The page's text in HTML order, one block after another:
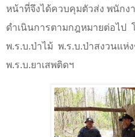
หน้าที่จึงได้ควบคุมตัวส่ง พนักง
ดำเนินการตามกฎหมายต่อไป
พ.ร.บ.ป่าไม้ พ.ร.บ.ป่าสงวนแห่
พ.ร.บ.ยาเสพติดฯ